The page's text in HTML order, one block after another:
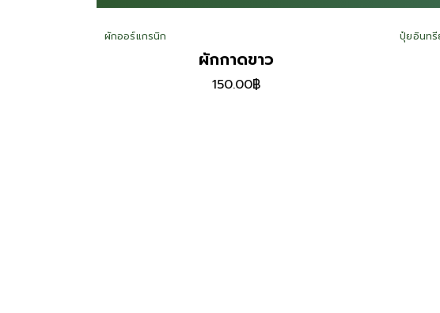
ปุ๋ยอินทรีย์
ปุ๋ยโอโซน
190.00฿
ผักออร์แ